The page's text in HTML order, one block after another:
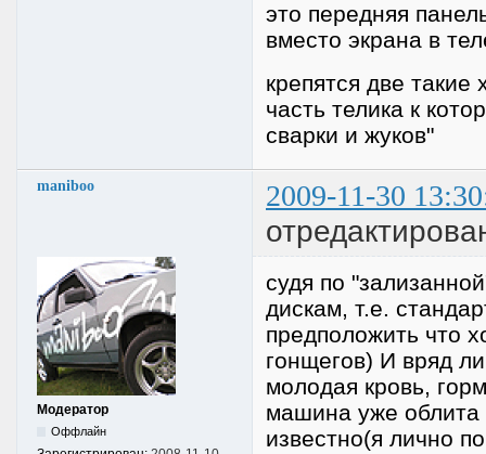
это передняя
вместо экрана в
крепятся две
часть телика к
сварки и жуков"
maniboo 2009-11-30
Модератор
Оффлайн
судя по
дискам, т.е.
предположить что
гонщегов) И вряд
молодая кровь,
машина уже облита
известно(я лично